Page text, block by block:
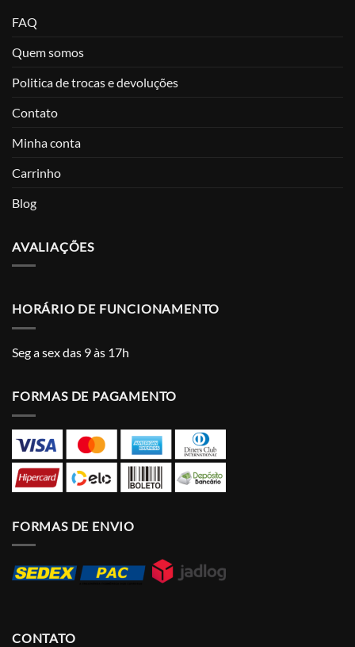
FAQ
Quem somos
Politica de trocas e devoluções
Contato
Minha conta
Carrinho
Blog
AVALIAÇÕES
HORÁRIO DE FUNCIONAMENTO
Seg a sex das 9 às 17h
FORMAS DE PAGAMENTO
FORMAS DE ENVIO
CONTATO